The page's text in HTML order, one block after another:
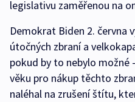
legislativu zaměřenou na
Demokrat Biden 2. června
útočných zbraní a
pokud by to nebylo možné
věku pro nákup těchto
naléhal na zrušení štítu,